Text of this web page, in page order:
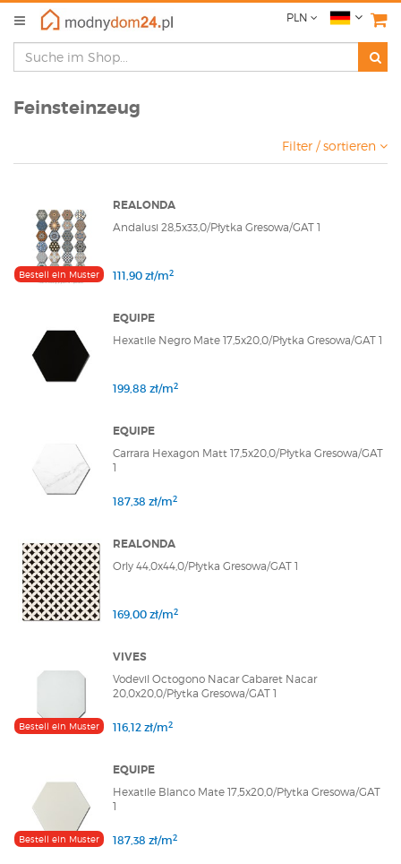
PLN
Feinsteinzeug
Filter / sortieren
Bestell ein Muster
REALONDA
Andalusi 28,5x33,0/Płytka Gresowa/GAT 1
111,90 zł/m2
EQUIPE
Hexatile Negro Mate 17,5x20,0/Płytka Gresowa/GAT 1
199,88 zł/m2
EQUIPE
Carrara Hexagon Matt 17,5x20,0/Płytka Gresowa/GAT
1
187,38 zł/m2
REALONDA
Orly 44,0x44,0/Płytka Gresowa/GAT 1
169,00 zł/m2
Bestell ein Muster
VIVES
Vodevil Octogono Nacar Cabaret Nacar
20,0x20,0/Płytka Gresowa/GAT 1
116,12 zł/m2
Bestell ein Muster
EQUIPE
Hexatile Blanco Mate 17,5x20,0/Płytka Gresowa/GAT
1
187,38 zł/m2